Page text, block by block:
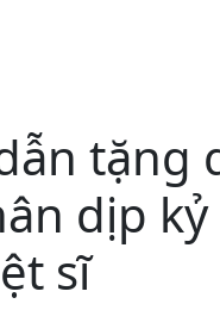
tặng
dịp
sĩ